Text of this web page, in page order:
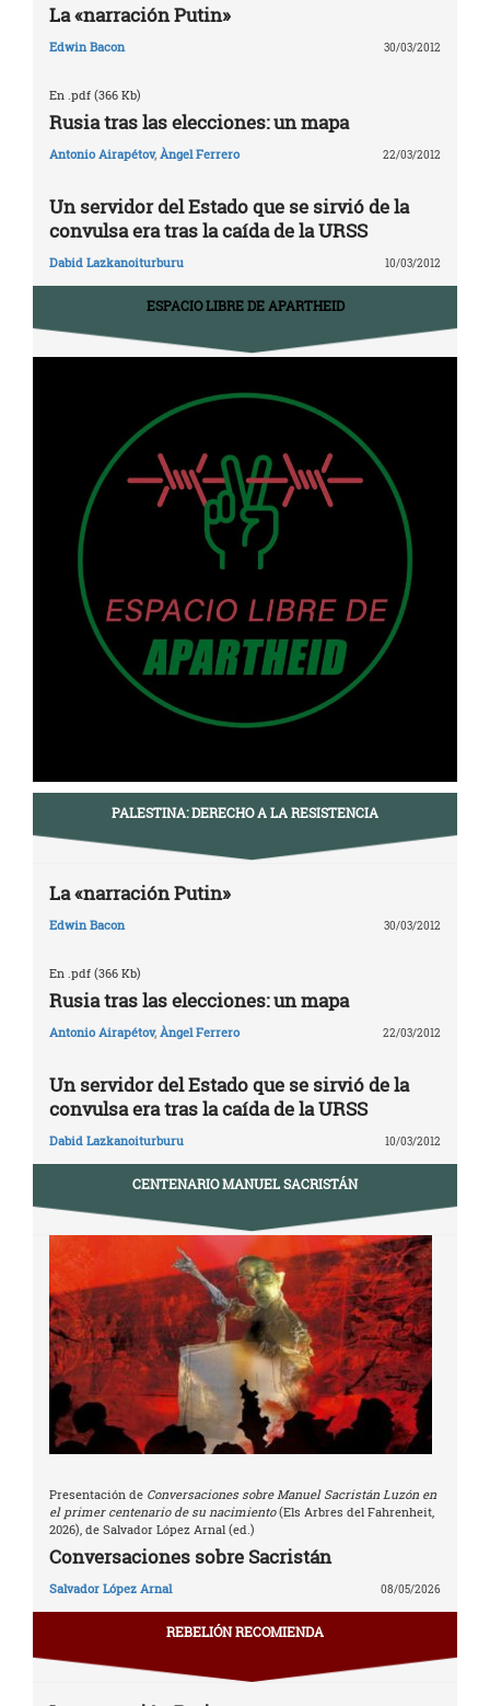
La «narración Putin»
Edwin Bacon 30/03/2012
En .pdf (366 Kb)
Rusia tras las elecciones: un mapa
Antonio Airapétov, Àngel Ferrero 22/03/2012
Un servidor del Estado que se sirvió de la
convulsa era tras la caída de la URSS
Dabid Lazkanoiturburu 10/03/2012
ESPACIO LIBRE DE APARTHEID
PALESTINA: DERECHO A LA RESISTENCIA
La «narración Putin»
Edwin Bacon 30/03/2012
En .pdf (366 Kb)
Rusia tras las elecciones: un mapa
Antonio Airapétov, Àngel Ferrero 22/03/2012
Un servidor del Estado que se sirvió de la
convulsa era tras la caída de la URSS
Dabid Lazkanoiturburu 10/03/2012
CENTENARIO MANUEL SACRISTÁN
Presentación de Conversaciones sobre Manuel Sacristán Luzón en
el primer centenario de su nacimiento(Els Arbres del Fahrenheit,
2026), de Salvador López Arnal (ed.)
Conversaciones sobre Sacristán
Salvador López Arnal 08/05/2026
REBELIÓN RECOMIENDA